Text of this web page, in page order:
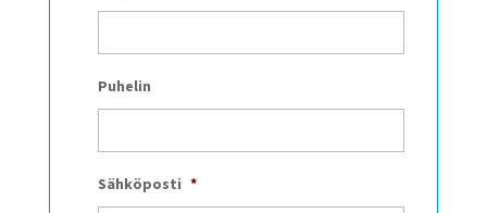
Puhelin
Sähköposti *